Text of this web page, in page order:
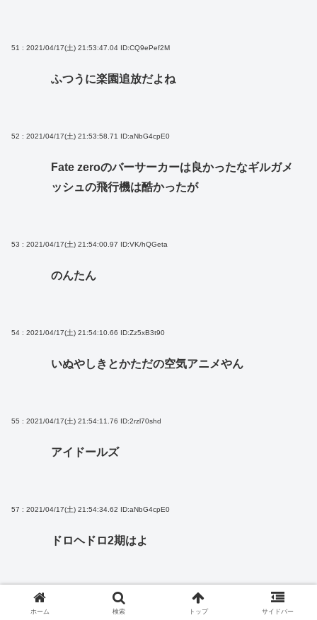
51 : 2021/04/17(土) 21:53:47.04 ID:CQ9ePef2M
ふつうに楽園追放だよね
52 : 2021/04/17(土) 21:53:58.71 ID:aNbG4cpE0
Fate zeroのバーサーカーは良かったなギルガメ
ッシュの飛行機は酷かったが
53 : 2021/04/17(土) 21:54:00.97 ID:VK/hQGeta
のんたん
54 : 2021/04/17(土) 21:54:10.66 ID:Zz5xB3t90
いぬやしきとかただの空気アニメやん
55 : 2021/04/17(土) 21:54:11.76 ID:2rzl70shd
アイドールズ
57 : 2021/04/17(土) 21:54:34.62 ID:aNbG4cpE0
ドロヘドロ2期はよ
58 : 2021/04/17(土) 21:54:53.13 ID:VK/hQGeta
ホーム 検索 トップ サイドバー